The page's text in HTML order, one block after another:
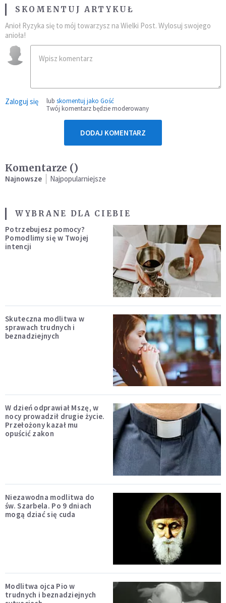
SKOMENTUJ ARTYKUŁ
Anioł Ryzyka się to mój towarzysz na Wielki Post. Wylosuj swojego
anioła!
Zaloguj się lub skomentuj jako Gość
Twój komentarz będzie moderowany
DODAJ KOMENTARZ
Komentarze ()
Najnowsze Najpopularniejsze
WYBRANE DLA CIEBIE
Potrzebujesz pomocy?
Pomodlimy się w Twojej
intencji
Skuteczna modlitwa w
sprawach trudnych i
beznadziejnych
W dzień odprawiał Mszę, w
nocy prowadził drugie życie.
Przełożony kazał mu
opuścić zakon
Niezawodna modlitwa do
św. Szarbela. Po 9 dniach
mogą dziać się cuda
Modlitwa ojca Pio w
trudnych i beznadziejnych